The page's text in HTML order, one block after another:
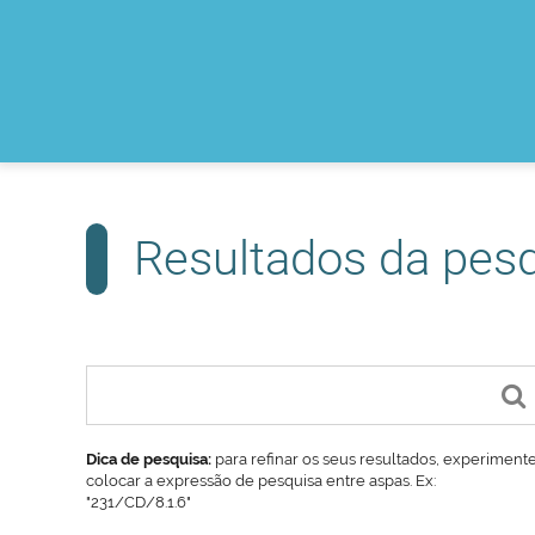
Resultados da
Dica de pesquisa: para refinar os seus resultados,
colocar a expressão de pesquisa entre aspas. Ex:
"231/CD/8.1.6"